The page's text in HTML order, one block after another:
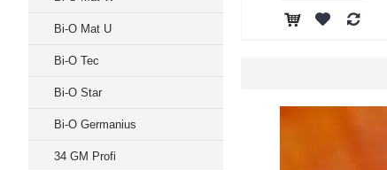
Bi-O Mat U
Bi-O Tec
Bi-O Star
Bi-O Germanius
34 GM Profi